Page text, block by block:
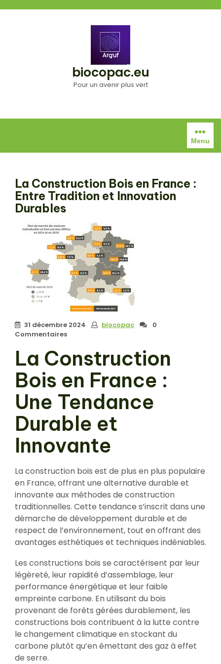
biocopac.eu
Pour un avenir plus vert
Menu
La Construction Bois en France :
Entre Tradition et Innovation
Durables
31 décembre 2024 biocopac
0
Commentaires
La Construction
Bois en France :
Une Tendance
Durable et
Innovante
La construction bois est de plus en plus populaire
en France, offrant une alternative durable et
innovante aux méthodes de construction
traditionnelles. Cette tendance s’inscrit dans une
démarche de développement durable et de
respect de l’environnement, tout en offrant des
avantages esthétiques et techniques indéniables.
Les constructions bois se caractérisent par leur
légèreté, leur rapidité d’assemblage, leur
performance énergétique et leur faible
empreinte carbone. En utilisant du bois
provenant de forêts gérées durablement, les
constructions bois contribuent à la lutte contre
le changement climatique en stockant du
carbone plutôt qu’en émettant des gaz à effet
de serre.